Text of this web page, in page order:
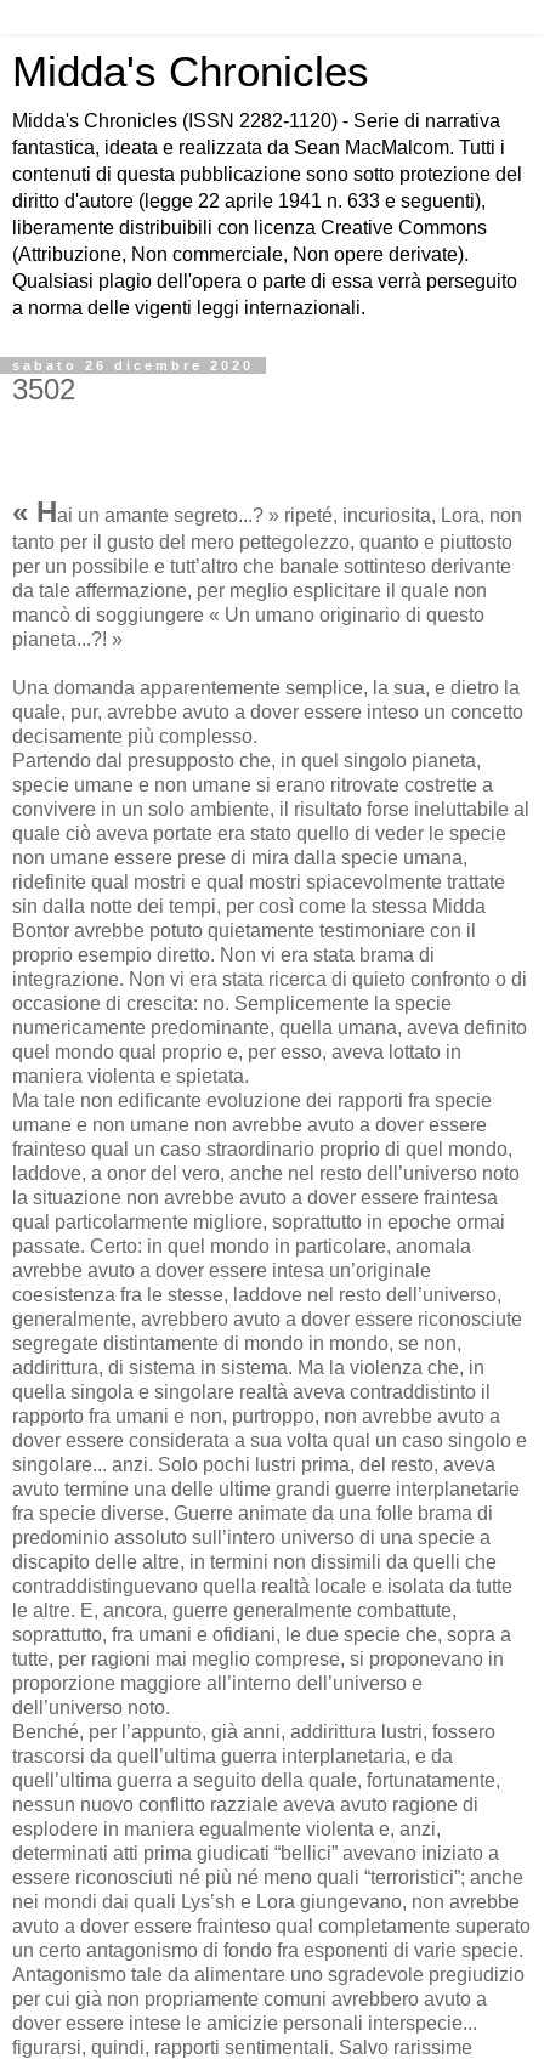
Midda's Chronicles
Midda's Chronicles (ISSN 2282-1120) - Serie di narrativa
fantastica, ideata e realizzata da Sean MacMalcom. Tutti i
contenuti di questa pubblicazione sono sotto protezione del
diritto d'autore (legge 22 aprile 1941 n. 633 e seguenti),
liberamente distribuibili con licenza Creative Commons
(Attribuzione, Non commerciale, Non opere derivate).
Qualsiasi plagio dell'opera o parte di essa verrà perseguito
a norma delle vigenti leggi internazionali.
sabato 26 dicembre 2020
3502
« Hai un amante segreto...? » ripeté, incuriosita, Lora, non
tanto per il gusto del mero pettegolezzo, quanto e piuttosto
per un possibile e tutt’altro che banale sottinteso derivante
da tale affermazione, per meglio esplicitare il quale non
mancò di soggiungere « Un umano originario di questo
pianeta...?! »
Una domanda apparentemente semplice, la sua, e dietro la
quale, pur, avrebbe avuto a dover essere inteso un concetto
decisamente più complesso.
Partendo dal presupposto che, in quel singolo pianeta,
specie umane e non umane si erano ritrovate costrette a
convivere in un solo ambiente, il risultato forse ineluttabile al
quale ciò aveva portate era stato quello di veder le specie
non umane essere prese di mira dalla specie umana,
ridefinite qual mostri e qual mostri spiacevolmente trattate
sin dalla notte dei tempi, per così come la stessa Midda
Bontor avrebbe potuto quietamente testimoniare con il
proprio esempio diretto. Non vi era stata brama di
integrazione. Non vi era stata ricerca di quieto confronto o di
occasione di crescita: no. Semplicemente la specie
numericamente predominante, quella umana, aveva definito
quel mondo qual proprio e, per esso, aveva lottato in
maniera violenta e spietata.
Ma tale non edificante evoluzione dei rapporti fra specie
umane e non umane non avrebbe avuto a dover essere
frainteso qual un caso straordinario proprio di quel mondo,
laddove, a onor del vero, anche nel resto dell’universo noto
la situazione non avrebbe avuto a dover essere fraintesa
qual particolarmente migliore, soprattutto in epoche ormai
passate. Certo: in quel mondo in particolare, anomala
avrebbe avuto a dover essere intesa un’originale
coesistenza fra le stesse, laddove nel resto dell’universo,
generalmente, avrebbero avuto a dover essere riconosciute
segregate distintamente di mondo in mondo, se non,
addirittura, di sistema in sistema. Ma la violenza che, in
quella singola e singolare realtà aveva contraddistinto il
rapporto fra umani e non, purtroppo, non avrebbe avuto a
dover essere considerata a sua volta qual un caso singolo e
singolare... anzi. Solo pochi lustri prima, del resto, aveva
avuto termine una delle ultime grandi guerre interplanetarie
fra specie diverse. Guerre animate da una folle brama di
predominio assoluto sull’intero universo di una specie a
discapito delle altre, in termini non dissimili da quelli che
contraddistinguevano quella realtà locale e isolata da tutte
le altre. E, ancora, guerre generalmente combattute,
soprattutto, fra umani e ofidiani, le due specie che, sopra a
tutte, per ragioni mai meglio comprese, si proponevano in
proporzione maggiore all’interno dell’universo e
dell’universo noto.
Benché, per l’appunto, già anni, addirittura lustri, fossero
trascorsi da quell’ultima guerra interplanetaria, e da
quell’ultima guerra a seguito della quale, fortunatamente,
nessun nuovo conflitto razziale aveva avuto ragione di
esplodere in maniera egualmente violenta e, anzi,
determinati atti prima giudicati “bellici” avevano iniziato a
essere riconosciuti né più né meno quali “terroristici”; anche
nei mondi dai quali Lys’sh e Lora giungevano, non avrebbe
avuto a dover essere frainteso qual completamente superato
un certo antagonismo di fondo fra esponenti di varie specie.
Antagonismo tale da alimentare uno sgradevole pregiudizio
per cui già non propriamente comuni avrebbero avuto a
dover essere intese le amicizie personali interspecie...
figurarsi, quindi, rapporti sentimentali. Salvo rarissime